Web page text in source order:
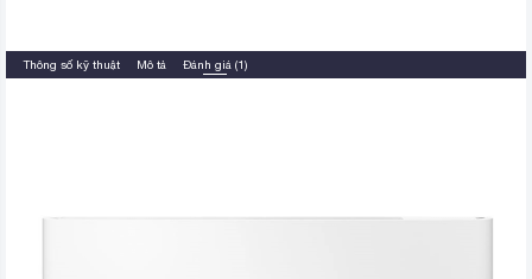
Thông số kỹ thuật Mô tả Đánh giá (1)